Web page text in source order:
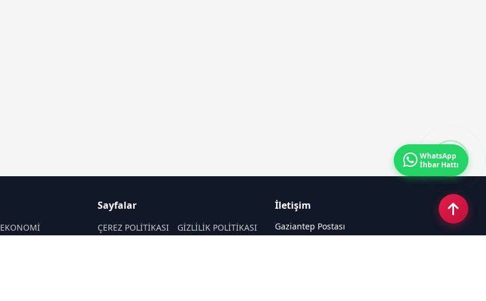
EKONOMİ
Sayfalar
ÇEREZ POLİTİKASI
GİZLİLİK POLİTİKASI
İletişim
Gaziantep Postası
WhatsApp
İhbar Hattı